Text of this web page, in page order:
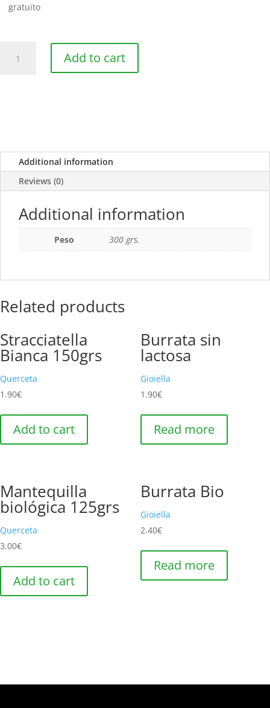
gratuito
envasado
Add to cart
Additional information
Reviews (0)
Additional information
Peso 300 grs.
Related products
Stracciatella
Bianca 150grs
Querceta
1.90€
Add to cart
Burrata sin
lactosa
Gioiella
1.90€
Read more
Mantequilla
biológica 125grs
Querceta
3.00€
Add to cart
Burrata Bio
Gioiella
2.40€
Read more